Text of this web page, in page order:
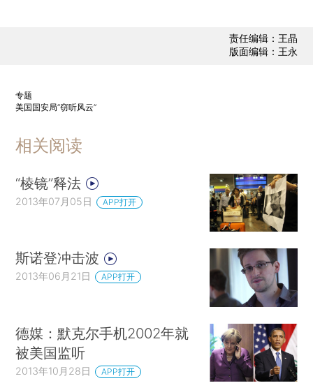
责任编辑：王晶
版面编辑：王永
专题
美国国安局“窃听风云”
相关阅读
“棱镜”释法
2013年07月05日 APP打开
斯诺登冲击波
2013年06月21日 APP打开
德媒：默克尔手机2002年就
被美国监听
2013年10月28日 APP打开